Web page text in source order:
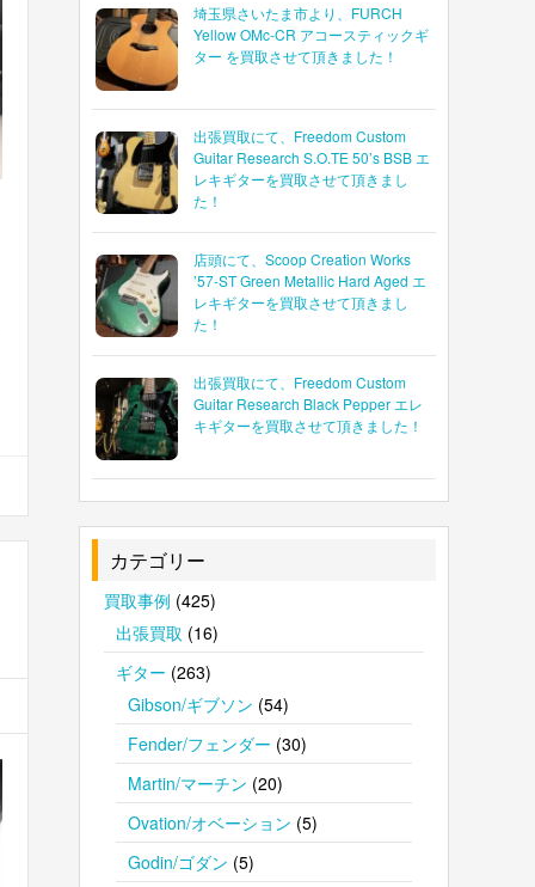
埼玉県さいたま市より、FURCH
Yellow OMc-CR アコースティックギ
ター を買取させて頂きました！
出張買取にて、Freedom Custom
Guitar Research S.O.TE 50’s BSB エ
レキギターを買取させて頂きまし
た！
店頭にて、Scoop Creation Works
’57-ST Green Metallic Hard Aged エ
レキギターを買取させて頂きまし
た！
出張買取にて、Freedom Custom
Guitar Research Black Pepper エレ
キギターを買取させて頂きました！
カテゴリー
買取事例 (425)
出張買取 (16)
ギター (263)
Gibson/ギブソン (54)
Fender/フェンダー (30)
Martin/マーチン (20)
Ovation/オベーション (5)
Godin/ゴダン (5)